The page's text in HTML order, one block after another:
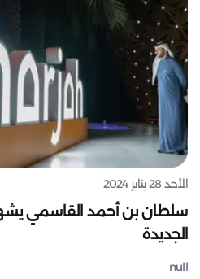
الأحد 28 يناير 2024
سلطان بن أحمد القاسمي
الجديدة
null